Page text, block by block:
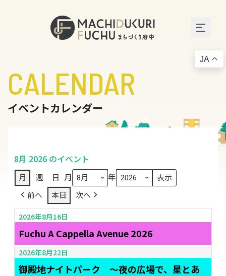
CALENDAR
イベントカレンダー
8月 2026 のイベント
月 週 日 月 年
前へ 本日 次へ
2026年8月16日
Fuchu A Cappella Avenue 2026
2026年8月22日
御殿地ナイトパーク ～夜の広場で、星とあ
JA